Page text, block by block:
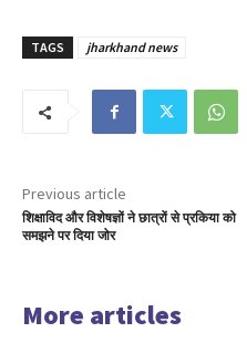
TAGS jharkhand news
Previous article
शिक्षाविद और विशेषज्ञों ने छात्रों से प्रकिया को
समझने पर दिया जोर
More articles